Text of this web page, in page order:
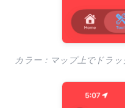
カラー：マップ上でドラ